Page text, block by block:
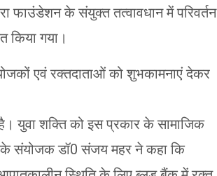
फाउंडेशन के संयुक्त तत्वावधान में परिवर्तन
किया गया।
एवं रक्तदाताओं को शुभकामनाएं देकर
युवा शक्ति को इस प्रकार के सामाजिक
के संयोजक डॉ0 संजय महर ने कहा कि